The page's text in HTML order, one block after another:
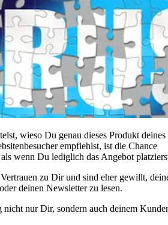
wieso Du genau dieses Produkt deines
empfiehlst, ist die Chance
wenn Du lediglich das Angebot
zu Dir und sind eher gewillt,
deinen Newsletter zu lesen.
nur Dir, sondern auch deinem